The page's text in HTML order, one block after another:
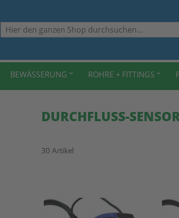
Suche
BEWÄSSERUNG ROHRE + FITTINGS
DURCHFLUSS-
30 Artikel